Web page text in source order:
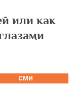
или как
СМИ